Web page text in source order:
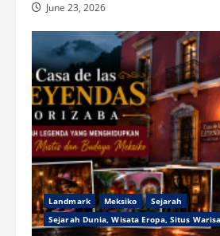
June 23, 2026
Landmark Meksiko
Sejarah
Sejarah Dunia, Wisata Eropa, Situs